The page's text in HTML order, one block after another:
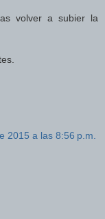
volver a subier la
2015 a las 8:56 p.m.